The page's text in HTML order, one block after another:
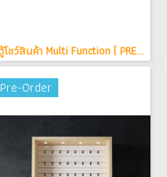
ตู้โชว์สินค้า Multi Function ( PREMUL0010002 )
Pre-Order